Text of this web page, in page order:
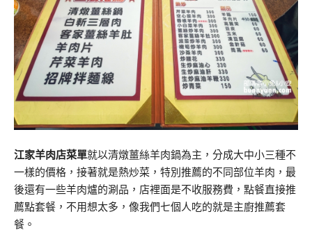
江家羊肉店菜單就以清燉薑絲羊肉鍋為主，分成大中小三種不
一樣的價格，接著就是熱炒菜，特別推薦的不同部位羊肉，最
後還有一些羊肉爐的涮品，店裡面是不收服務費，點餐直接推
薦點套餐，不用想太多，像我們七個人吃的就是主廚推薦套
餐。